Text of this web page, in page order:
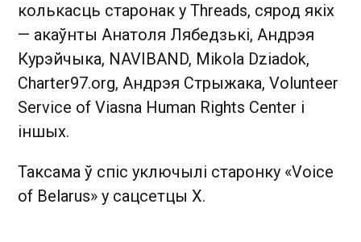
колькасць старонак у Threads, сярод якіх
— акаўнты Анатоля Лябедзькі, Андрэя
Курэйчыка, NAVIBAND, Mikola Dziadok,
Charter97.org, Андрэя Стрыжака, Volunteer
Service of Viasna Human Rights Center і
іншых.
Таксама ў спіс уключылі старонку «Voice
of Belarus» у сацсетцы X.